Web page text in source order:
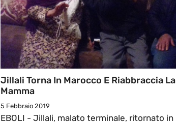
Jillali Torna In Marocco E Riabbraccia La
Mamma
5 Febbraio 2019
EBOLI - Jillali, malato terminale, ritornato in